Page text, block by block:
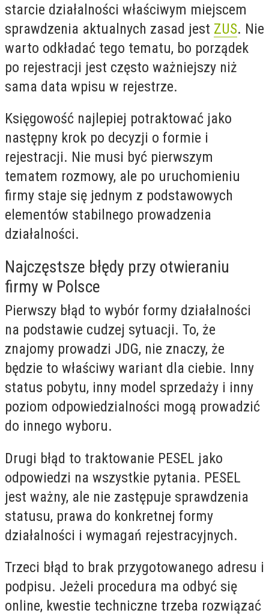
starcie działalności właściwym miejscem
sprawdzenia aktualnych zasad jest ZUS. Nie
warto odkładać tego tematu, bo porządek
po rejestracji jest często ważniejszy niż
sama data wpisu w rejestrze.
Księgowość najlepiej potraktować jako
następny krok po decyzji o formie i
rejestracji. Nie musi być pierwszym
tematem rozmowy, ale po uruchomieniu
firmy staje się jednym z podstawowych
elementów stabilnego prowadzenia
działalności.
Najczęstsze błędy przy otwieraniu
firmy w Polsce
Pierwszy błąd to wybór formy działalności
na podstawie cudzej sytuacji. To, że
znajomy prowadzi JDG, nie znaczy, że
będzie to właściwy wariant dla ciebie. Inny
status pobytu, inny model sprzedaży i inny
poziom odpowiedzialności mogą prowadzić
do innego wyboru.
Drugi błąd to traktowanie PESEL jako
odpowiedzi na wszystkie pytania. PESEL
jest ważny, ale nie zastępuje sprawdzenia
statusu, prawa do konkretnej formy
działalności i wymagań rejestracyjnych.
Trzeci błąd to brak przygotowanego adresu i
podpisu. Jeżeli procedura ma odbyć się
online, kwestie techniczne trzeba rozwiązać